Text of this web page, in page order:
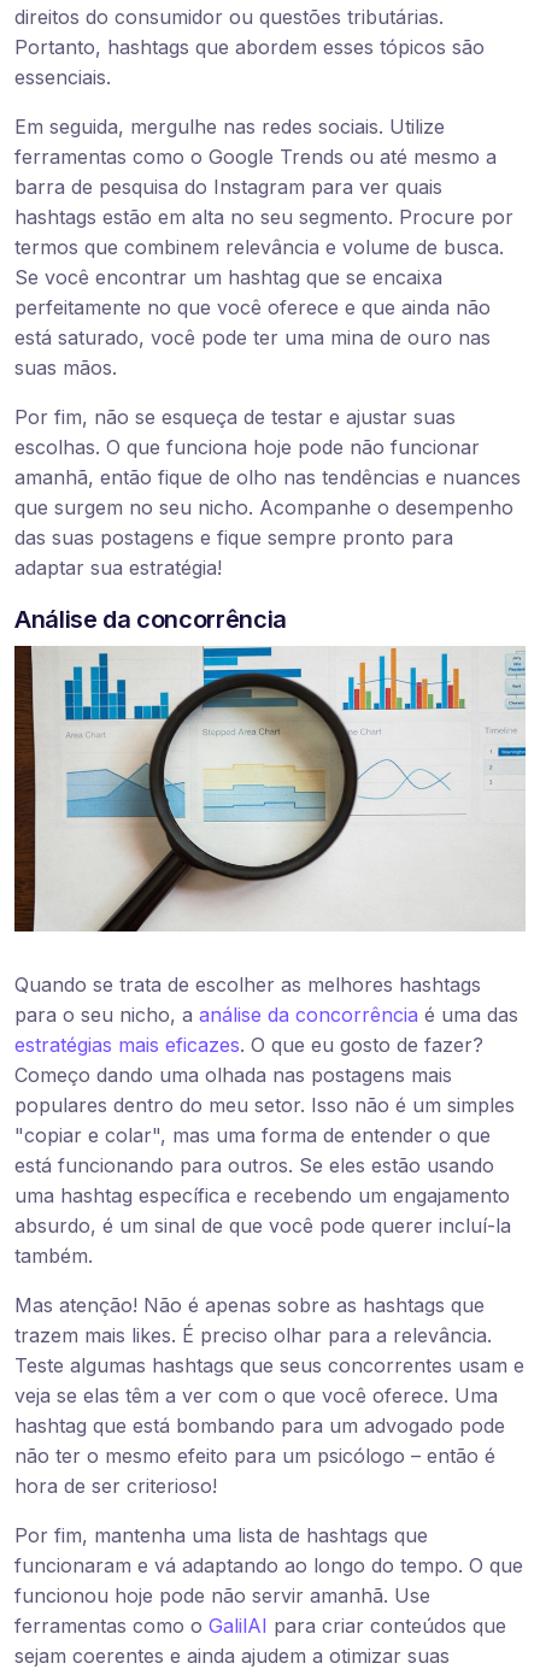
direitos do consumidor ou questões tributárias.
Portanto, hashtags que abordem esses tópicos são
essenciais.
Em seguida, mergulhe nas redes sociais. Utilize
ferramentas como o Google Trends ou até mesmo a
barra de pesquisa do Instagram para ver quais
hashtags estão em alta no seu segmento. Procure por
termos que combinem relevância e volume de busca.
Se você encontrar um hashtag que se encaixa
perfeitamente no que você oferece e que ainda não
está saturado, você pode ter uma mina de ouro nas
suas mãos.
Por fim, não se esqueça de testar e ajustar suas
escolhas. O que funciona hoje pode não funcionar
amanhã, então fique de olho nas tendências e nuances
que surgem no seu nicho. Acompanhe o desempenho
das suas postagens e fique sempre pronto para
adaptar sua estratégia!
Análise da concorrência
Quando se trata de escolher as melhores hashtags
para o seu nicho, a análise da concorrência é uma das
estratégias mais eficazes. O que eu gosto de fazer?
Começo dando uma olhada nas postagens mais
populares dentro do meu setor. Isso não é um simples
"copiar e colar", mas uma forma de entender o que
está funcionando para outros. Se eles estão usando
uma hashtag específica e recebendo um engajamento
absurdo, é um sinal de que você pode querer incluí-la
também.
Mas atenção! Não é apenas sobre as hashtags que
trazem mais likes. É preciso olhar para a relevância.
Teste algumas hashtags que seus concorrentes usam e
veja se elas têm a ver com o que você oferece. Uma
hashtag que está bombando para um advogado pode
não ter o mesmo efeito para um psicólogo – então é
hora de ser criterioso!
Por fim, mantenha uma lista de hashtags que
funcionaram e vá adaptando ao longo do tempo. O que
funcionou hoje pode não servir amanhã. Use
ferramentas como o GalilAI para criar conteúdos que
sejam coerentes e ainda ajudem a otimizar suas